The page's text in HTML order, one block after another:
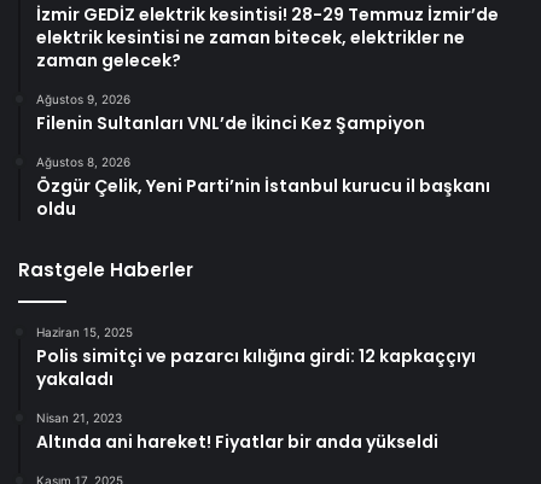
İzmir GEDİZ elektrik kesintisi! 28-29 Temmuz İzmir’de
elektrik kesintisi ne zaman bitecek, elektrikler ne
zaman gelecek?
Ağustos 9, 2026
Filenin Sultanları VNL’de İkinci Kez Şampiyon
Ağustos 8, 2026
Özgür Çelik, Yeni Parti’nin İstanbul kurucu il başkanı
oldu
Rastgele Haberler
Haziran 15, 2025
Polis simitçi ve pazarcı kılığına girdi: 12 kapkaççıyı
yakaladı
Nisan 21, 2023
Altında ani hareket! Fiyatlar bir anda yükseldi
Kasım 17, 2025